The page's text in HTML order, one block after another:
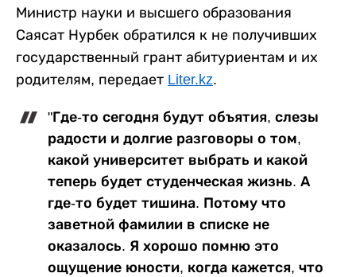
Министр науки и высшего образования
Саясат Нурбек обратился к не получивших
государственный грант абитуриентам и их
родителям, передает Liter.kz.
"Где-то сегодня будут объятия, слезы
радости и долгие разговоры о том,
какой университет выбрать и какой
теперь будет студенческая жизнь. А
где-то будет тишина. Потому что
заветной фамилии в списке не
оказалось. Я хорошо помню это
ощущение юности, когда кажется, что